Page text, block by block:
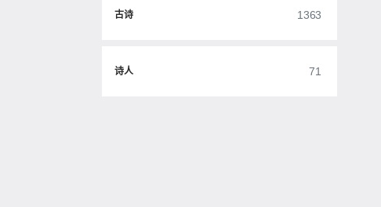
古诗 1363
诗人 71